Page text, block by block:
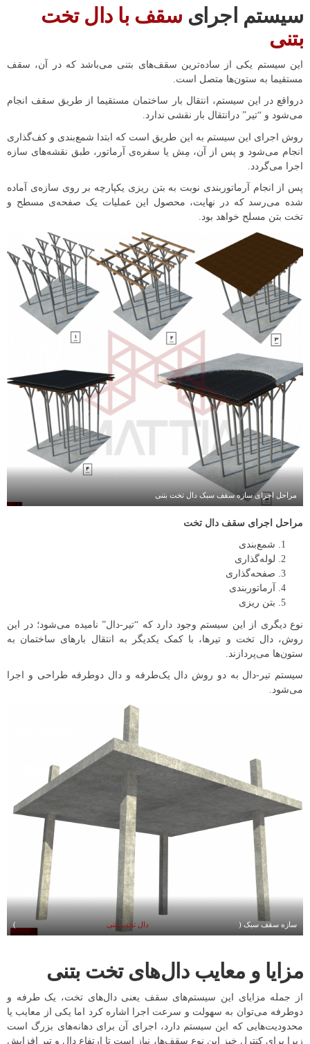
سیستم اجرای سقف با دال تخت
بتنی
این سیستم یکی از ساده‌ترین سقف‌های بتنی می‌باشد که در آن، سقف
مستقیما به ستون‌ها متصل است.
درواقع در این سیستم، انتقال بار ساختمان مستقیما از طریق سقف انجام
می‌شود و “تیر” درانتقال بار نقشی ندارد.
روش اجرای این سیستم به این طریق است که ابتدا شمع‌بندی و کف‌گذاری
انجام می‌شود و پس از آن، مِش یا سفره‌ی آرماتور، طبق نقشه‌های سازه
اجرا می‌گردد.
پس از انجام آرماتوربندی نوبت به بتن ریزی یکپارچه بر روی سازه‌ی آماده
شده می‌رسد که در نهایت، محصول این عملیات یک صفحه‌ی مسطح و
تخت بتن مسلح خواهد بود.
مراحل اجرای سازه سقف سبک دال تخت بتنی
مراحل اجرای سقف دال تخت
شمع‌بندی
لوله‌گذاری
صفحه‌گذاری
آرماتوربندی
بتن ریزی
نوع دیگری از این سیستم وجود دارد که “تیر-دال” نامیده می‌شود؛ در این
روش، دال تخت و تیرها، با کمک یکدیگر به انتقال بارهای ساختمان به
ستون‌ها می‌پردازند.
سیستم تیر-دال به دو روش دال یک‌طرفه و دال دوطرفه طراحی و اجرا
می‌شود.
سازه سقف سبک ( دال تخت بتنی )
مزایا و معایب دال‌های تخت بتنی
از جمله مزایای این سیستم‌های سقف یعنی دال‌های تخت، یک طرفه و
دوطرفه می‌توان به سهولت و سرعت اجرا اشاره کرد اما یکی از معایب یا
محدودیت‌هایی که این سیستم دارد، اجرای آن برای دهانه‌های بزرگ است
زیرا برای کنترل خیز این نوع سقف‌ها، نیاز است تا ارتفاع دال و تیر افزایش